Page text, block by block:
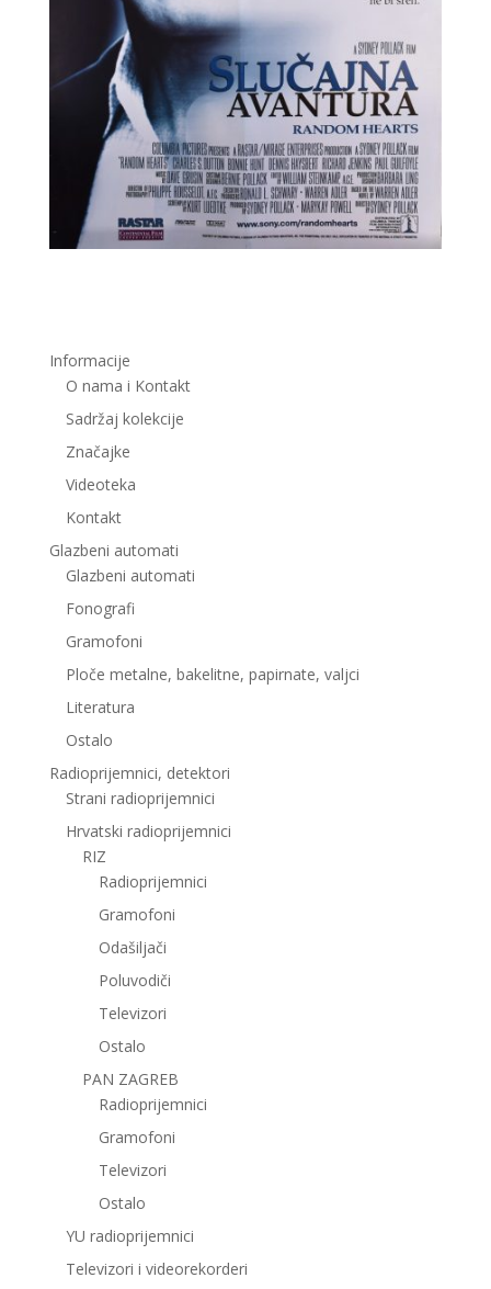
Informacije
O nama i Kontakt
Sadržaj kolekcije
Značajke
Videoteka
Kontakt
Glazbeni automati
Glazbeni automati
Fonografi
Gramofoni
Ploče metalne, bakelitne, papirnate, valjci
Literatura
Ostalo
Radioprijemnici, detektori
Strani radioprijemnici
Hrvatski radioprijemnici
RIZ
Radioprijemnici
Gramofoni
Odašiljači
Poluvodiči
Televizori
Ostalo
PAN ZAGREB
Radioprijemnici
Gramofoni
Televizori
Ostalo
YU radioprijemnici
Televizori i videorekorderi